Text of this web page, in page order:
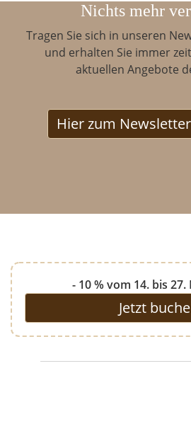
Nichts mehr
Tragen Sie sich in unseren
und erhalten Sie immer
aktuellen Angebote
Hier zum
- 10 % vom 14. bis 27.
Jetzt